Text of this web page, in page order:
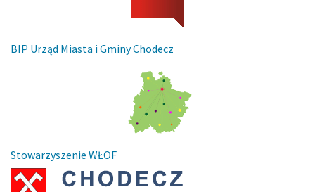
BIP Urząd Miasta i Gminy Chodecz
Stowarzyszenie WŁOF